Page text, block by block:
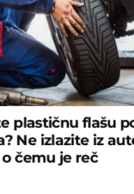
plastičnu flašu
Ne izlazite iz
čemu je reč